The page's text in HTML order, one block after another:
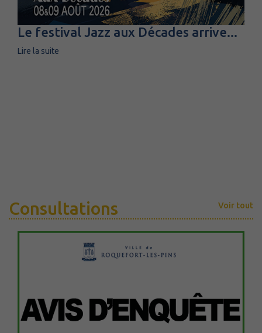
Le festival Jazz aux Décades arrive...
Lire la suite
Consultations Voir tout